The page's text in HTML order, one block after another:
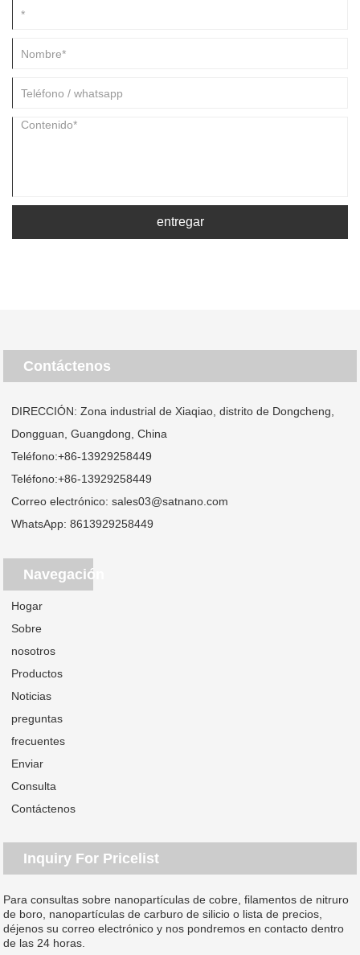
entregar
Contáctenos
DIRECCIÓN: Zona industrial de Xiaqiao, distrito de Dongcheng,
Dongguan, Guangdong, China
Teléfono:+86-13929258449
Teléfono:+86-13929258449
Correo electrónico:sales03@satnano.com
WhatsApp:8613929258449
Navegación
Hogar
Sobre
nosotros
Productos
Noticias
preguntas
frecuentes
Enviar
Consulta
Contáctenos
Inquiry For Pricelist
Para consultas sobre nanopartículas de cobre, filamentos de nitruro
de boro, nanopartículas de carburo de silicio o lista de precios,
déjenos su correo electrónico y nos pondremos en contacto dentro
de las 24 horas.